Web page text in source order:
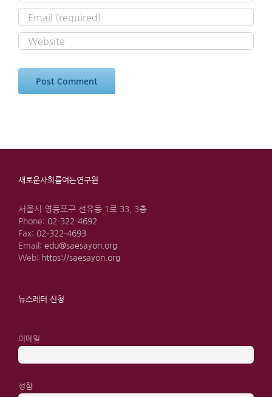
새로운사회를여는연구원
서울시 영등포구 선유동 1로 33, 3층
Phone: 02-322-4692
Fax: 02-322-4693
Email: edu@saesayon.org
Web: https://saesayon.org
뉴스레터 신청
이메일
성함